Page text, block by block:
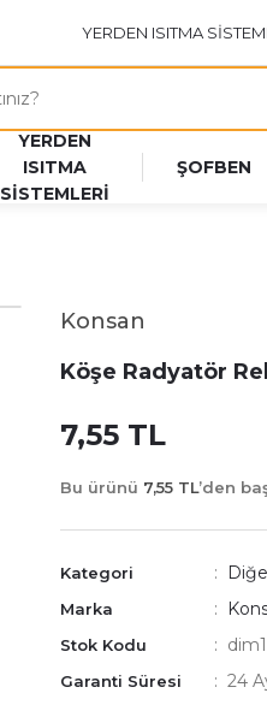
YERDEN ISITMA
YERDEN
ISITMA
SİSTEMLERİ
ŞOFBEN
Konsan
Köşe Radyatör
7,55 TL
Bu ürünü 7,55 TL’den
Kategori
Marka
Stok Kodu
Garanti Süresi 24